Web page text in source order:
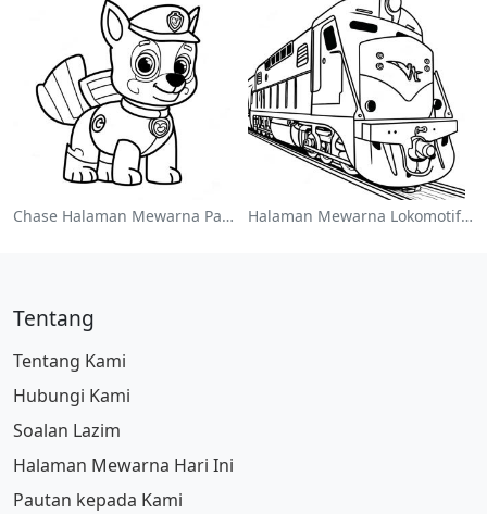
Chase Halaman Mewarna Paw Patrol Halaman Mewarna Lokomotif Kereta Api Berwarna-Warni
Tentang
Tentang Kami
Hubungi Kami
Soalan Lazim
Halaman Mewarna Hari Ini
Pautan kepada Kami